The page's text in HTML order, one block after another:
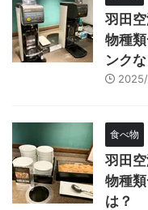
羽田
物種
ンク
食べ物
羽田
物種
は？